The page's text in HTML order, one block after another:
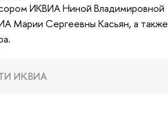
ИКВИА Ниной Владимировной
Марии Сергеевны Касьян, а также
ИКВИА